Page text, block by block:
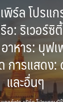
LKA
งคลา
จีน
10 IND
0
สวิต
ล่าแ
ยุโร
ยุโ
อเม
CHL
PER
บร
ป 5 ทัวร์
ริกา ทัวร์
ทัวร์
ศอื่นๆ
4
1 ขั้วโ
นิวซี
ตูนีเ
แอฟ
3
6 แทน
นไทน์ ล่อง
21
22 เรือ
9
14น /
วทั่ว
ฯลฯ
บุฟเ
ไทย
0
แต่ง
ชมพลุ
พิร์ล โปรแ
อ: ริเวอร์ซิ
าหาร: บุฟ
การแสดง
และอื่นๆ